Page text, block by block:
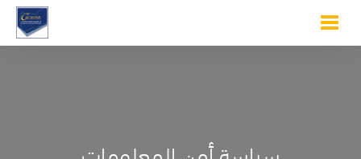
Toggle
navigation